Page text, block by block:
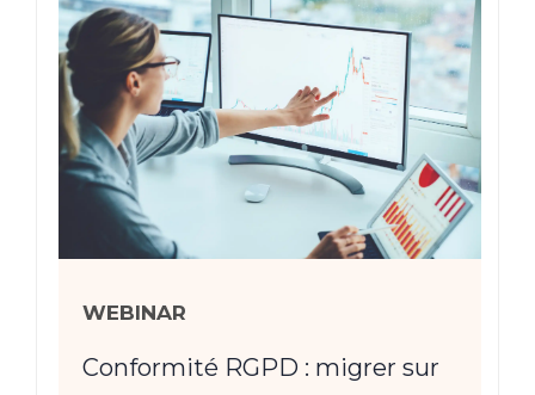
WEBINAR
Conformité RGPD : migrer sur